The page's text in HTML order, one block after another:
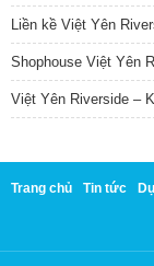
Liền kề Việt Yên
Shophouse Việt Yên
Việt Yên Riverside –
Trang chủ Tin tức